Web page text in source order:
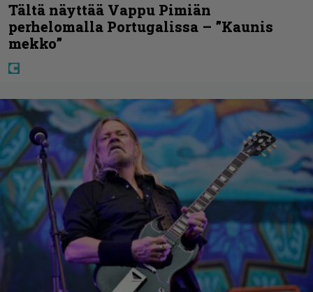
Tältä näyttää Vappu Pimiän
perhelomalla Portugalissa – ”Kaunis
mekko”